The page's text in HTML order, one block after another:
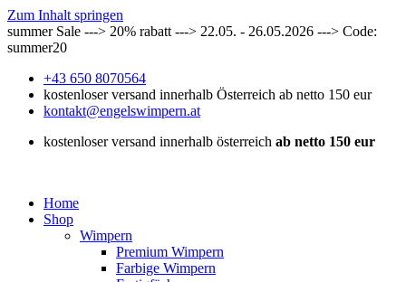
Zum Inhalt springen
summer Sale ---> 20% rabatt ---> 22.05. - 26.05.2026 ---> Code:
summer20
+43 650 8070564
kostenloser versand innerhalb Österreich ab netto 150 eur
kontakt@engelswimpern.at
kostenloser versand innerhalb österreich ab netto 150 eur
Home
Shop
Wimpern
Premium Wimpern
Farbige Wimpern